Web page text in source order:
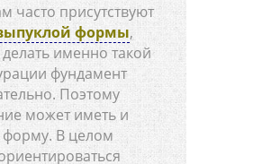
часто присутствуют
формы,
именно такой
фундамент
Поэтому
может иметь и
В целом